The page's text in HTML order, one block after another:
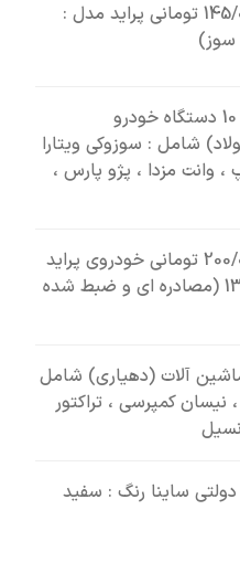
حراج 145/000/000 تومانی پراید مدل :
مزایده فروش 10 دستگاه خودرو
شامل : سوزوکی ویتارا
، وانت مزدا ، پژو پارس ،
حراج 200/000/000 تومانی خودروی پراید
131 مدل : 1390 (مصادره ای و ضبط شده
ماشین آلات (دهیاری) شامل
نیسان کمپرسی ، تراکتور
ساینا رنگ : سفید